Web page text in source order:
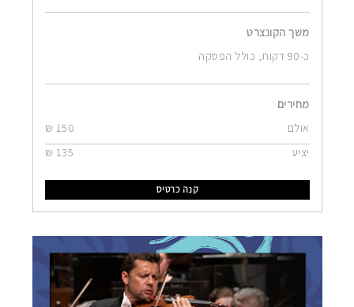
משך הקונצרט
כ-90 דקות, כולל הפסקה
מחירים
אולם
150 ₪
יציע
135 ₪
קנה כרטיס